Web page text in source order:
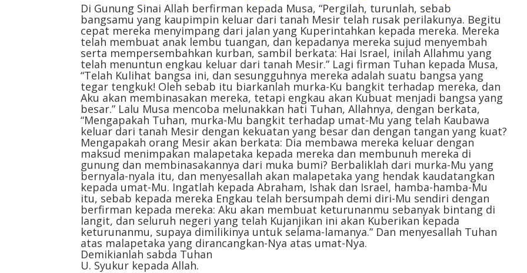
Di Gunung Sinai Allah berfirman kepada Musa, “Pergilah, turunlah, sebab
bangsamu yang kaupimpin keluar dari tanah Mesir telah rusak perilakunya. Begitu
cepat mereka menyimpang dari jalan yang Kuperintahkan kepada mereka. Mereka
telah membuat anak lembu tuangan, dan kepadanya mereka sujud menyembah
serta mempersembahkan kurban, sambil berkata: Hai Israel, inilah Allahmu yang
telah menuntun engkau keluar dari tanah Mesir.” Lagi firman Tuhan kepada Musa,
“Telah Kulihat bangsa ini, dan sesungguhnya mereka adalah suatu bangsa yang
tegar tengkuk! Oleh sebab itu biarkanlah murka-Ku bangkit terhadap mereka, dan
Aku akan membinasakan mereka, tetapi engkau akan Kubuat menjadi bangsa yang
besar.” Lalu Musa mencoba melunakkan hati Tuhan, Allahnya, dengan berkata,
“Mengapakah Tuhan, murka-Mu bangkit terhadap umat-Mu yang telah Kaubawa
keluar dari tanah Mesir dengan kekuatan yang besar dan dengan tangan yang kuat?
Mengapakah orang Mesir akan berkata: Dia membawa mereka keluar dengan
maksud menimpakan malapetaka kepada mereka dan membunuh mereka di
gunung dan membinasakannya dari muka bumi? Berbaliklah dari murka-Mu yang
bernyala-nyala itu, dan menyesallah akan malapetaka yang hendak kaudatangkan
kepada umat-Mu. Ingatlah kepada Abraham, Ishak dan Israel, hamba-hamba-Mu
itu, sebab kepada mereka Engkau telah bersumpah demi diri-Mu sendiri dengan
berfirman kepada mereka: Aku akan membuat keturunanmu sebanyak bintang di
langit, dan seluruh negeri yang telah Kujanjikan ini akan Kuberikan kepada
keturunanmu, supaya dimilikinya untuk selama-lamanya.” Dan menyesallah Tuhan
atas malapetaka yang dirancangkan-Nya atas umat-Nya.
Demikianlah sabda Tuhan
U. Syukur kepada Allah.